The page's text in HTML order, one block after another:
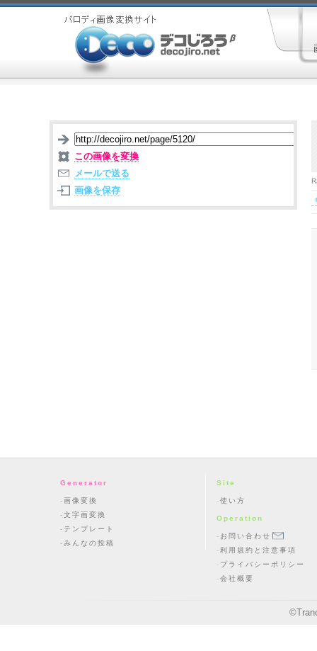
この画像を変換
メールで送る
画像を保存
Generator
画像変換
文字画変換
テンプレート
みんなの投稿
Site
使い方
Operation
お問い合わせ
利用規約と注意事項
プライバシーポリシー
会社概要
©